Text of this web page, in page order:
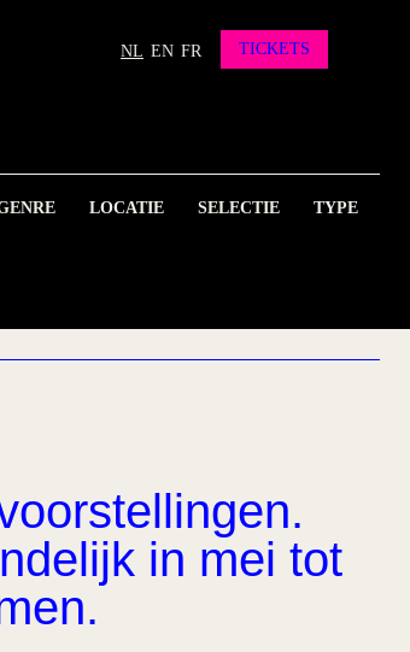
NL EN FR TICKETS
LOCATIE SELECTIE TYPE
in mei tot